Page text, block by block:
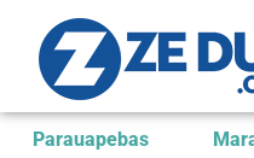
Parauapebas